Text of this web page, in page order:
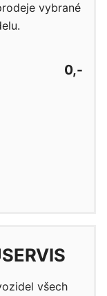
vybrané
0,-
všech